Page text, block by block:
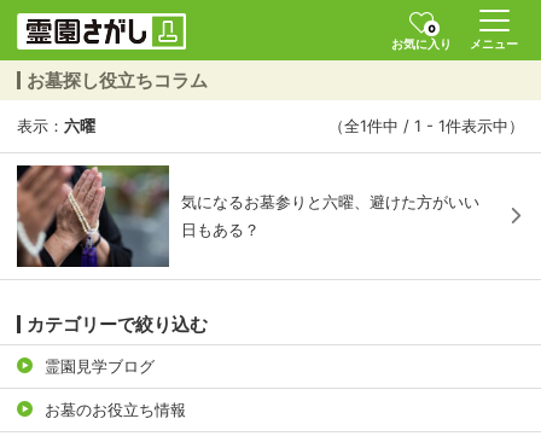
0
お気に入り
メニュー
お墓探し役立ちコラム
表示： 六曜 （全1件中 / 1 - 1件表示中）
気になるお墓参りと六曜、避けた方がいい
日もある？
カテゴリーで絞り込む
霊園見学ブログ
お墓のお役立ち情報